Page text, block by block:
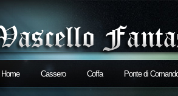
Home Cassero Coffa Ponte di